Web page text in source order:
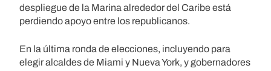
despliegue de la Marina alrededor del Caribe está
perdiendo apoyo entre los republicanos.
En la última ronda de elecciones, incluyendo para
elegir alcaldes de Miami y Nueva York, y gobernadores